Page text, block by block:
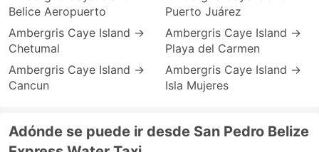
Belice Aeropuerto
Ambergris Caye Island →
Chetumal
Ambergris Caye Island →
Cancun
Puerto Juárez
Ambergris Caye Island →
Playa del Carmen
Ambergris Caye Island →
Isla Mujeres
Adónde se puede ir desde San Pedro Belize